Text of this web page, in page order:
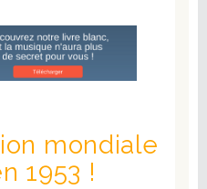
mondiale
1953 !